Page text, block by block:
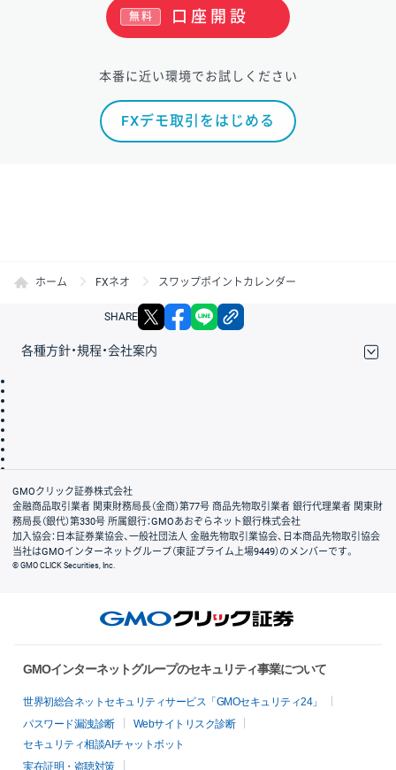
口座開設
無料
本番に近い環境でお試しください
FXデモ取引をはじめる
ホーム FXネオ スワップポイントカレンダー
SHARE X facebook
各種方針・規程・会社案内
会社案内
GMOクリック証券株式会社
金融商品取引業者 関東財務局長（金商）第77号 商品先物取引業者 銀行代理業者 関東財
務局長（銀代）第330号 所属銀行：GMOあおぞらネット銀行株式会社
加入協会：日本証券業協会、一般社団法人 金融先物取引業協会、日本商品先物取引協会
当社はGMOインターネットグループ（東証プライム上場9449）のメンバーです。
© GMO CLICK Securities, Inc.
GMOインターネットグループのセキュリティ事業について
世界初総合ネットセキュリティサービス「GMOセキュリティ24」
パスワード漏洩診断
Webサイトリスク診断
セキュリティ相談AIチャットボット
実在証明・盗聴対策